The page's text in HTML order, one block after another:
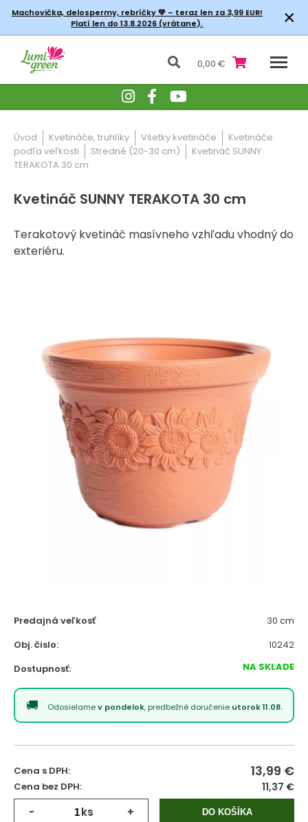
Machovička, delospermy, rebríčky💚 – teraz len za 3,99 EUR!
Platí len do 13.8.2026 (vrátane).
×
0,00 €
Úvod Kvetináče, truhlíky Všetky kvetináče
Kvetináče
podľa veľkosti
Stredné (20-30 cm)
Kvetináč SUNNY
TERAKOTA 30 cm
Kvetináč SUNNY TERAKOTA 30 cm
Terakotový kvetináč masívneho vzhľadu vhodný do
exteriéru.
Predajná veľkosť
30 cm
Obj. čislo:
10242
Dostupnosť:
NA SKLADE
Odosielamev pondelok, predbežné doručenie utorok 11.08.
Cena s DPH: 13,99 €
Cena bez DPH: 11,37 €
- ks + DO KOŠÍKA